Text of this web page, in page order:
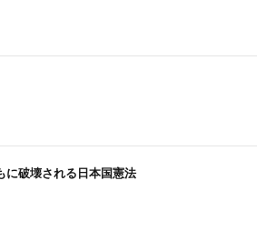
に破壊される日本国憲法